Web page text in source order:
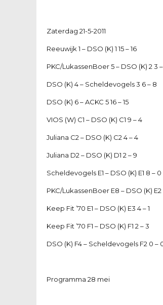
Zaterdag 21-5-2011
Reeuwijk 1 – DSO (K) 1 15 – 16
PKC/LukassenBoer 5 – DSO (K) 2 3 –
DSO (K) 4 – Scheldevogels 3 6 – 8
DSO (K) 6 – ACKC 5 16 – 15
VIOS (W) C1 – DSO (K) C1 9 – 4
Juliana C2 – DSO (K) C2 4 – 4
Juliana D2 – DSO (K) D1 2 – 9
Scheldevogels E1 – DSO (K) E1 8 – 0
PKC/LukassenBoer E8 – DSO (K) E2
Keep Fit ’70 E1 – DSO (K) E3 4 – 1
Keep Fit ’70 F1 – DSO (K) F1 2 – 3
DSO (K) F4 – Scheldevogels F2 0 –
Programma 28 mei